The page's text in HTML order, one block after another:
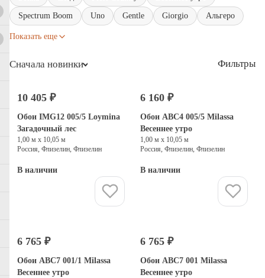
Spectrum Boom Uno Gentle Giorgio Альгеро
Показать еще
Сначала новинки Фильтры
10 405 ₽
Обои IMG12 005/5 Loymina
Загадочный лес
1,00 м х 10,05 м
Россия, Флизелин, Флизелин
В наличии
6 160 ₽
Обои ABC4 005/5 Milassa
Весеннее утро
1,00 м х 10,05 м
Россия, Флизелин, Флизелин
В наличии
6 765 ₽
Обои ABC7 001/1 Milassa
Весеннее утро
6 765 ₽
Обои ABC7 001 Milassa
Весеннее утро